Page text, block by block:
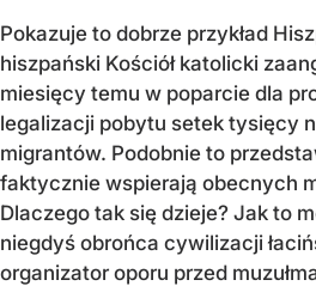
Pokazuje to dobrze przykład
hiszpański Kościół katolicki
miesięcy temu w poparcie dla
legalizacji pobytu setek tysięcy
migrantów. Podobnie to
faktycznie wspierają obecnych
Dlaczego tak się dzieje? Jak to
niegdyś obrońca cywilizacji
organizator oporu przed